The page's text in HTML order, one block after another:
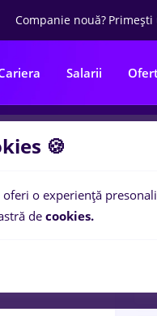
Companie nouă? Primești
Salarii
0
🍪
o experiență
de cookies.